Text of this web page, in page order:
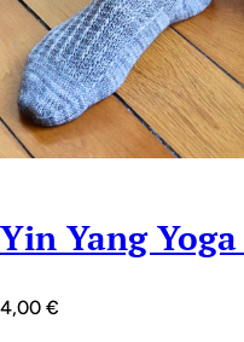
Yin Yang
4,00 €